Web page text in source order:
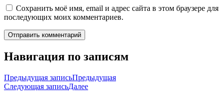
Сохранить моё имя, email и адрес сайта в этом браузере для
последующих моих комментариев.
Навигация по записям
Предыдущая записьПредыдущая
Следующая записьДалее